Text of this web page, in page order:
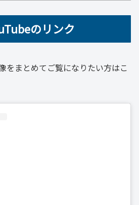
のリンク
まとめてご覧になりたい方はこ